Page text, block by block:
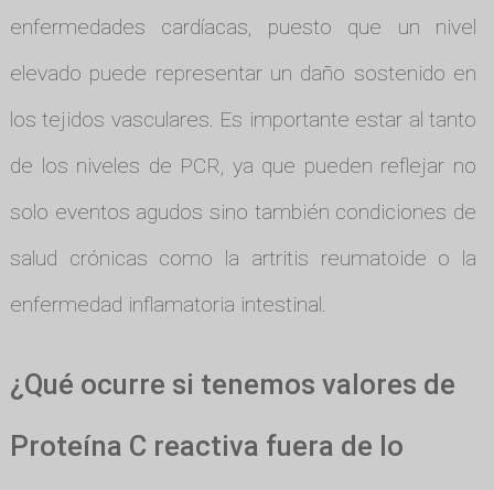
enfermedades cardíacas, puesto que un nivel
elevado puede representar un daño sostenido en
los tejidos vasculares. Es importante estar al tanto
de los niveles de PCR, ya que pueden reflejar no
solo eventos agudos sino también condiciones de
salud crónicas como la artritis reumatoide o la
enfermedad inflamatoria intestinal.
¿Qué ocurre si tenemos valores de
Proteína C reactiva fuera de lo